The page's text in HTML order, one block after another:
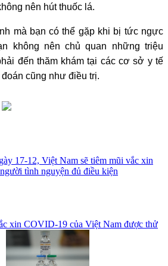
nên hút thuốc lá.
mà bạn có thể gặp khi bị tức ngực
không nên chủ quan những triệu
đến thăm khám tại các cơ sở y tế
cũng như điều trị.
17-12, Việt Nam sẽ tiêm mũi vắc xin
tình nguyện đủ điều kiện
xin COVID-19 của Việt Nam được thử